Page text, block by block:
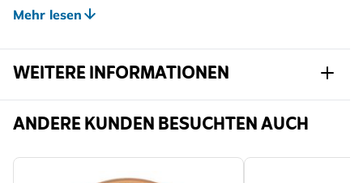
Boden ausstreuen. Freuen Sie sich auf Besuche von
Grünlinge, Amseln und Turteltauben).
Mehr lesen
WEITERE INFORMATIONEN
Artikelnr.
G-130450120-
ANDERE KUNDEN BESUCHTEN AUCH